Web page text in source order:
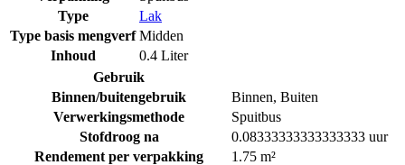
Type
Lak
Type basis mengverf Midden
Inhoud
0.4 Liter
Gebruik
Binnen/buitengebruik
Binnen, Buiten
Verwerkingsmethode
Spuitbus
Stofdroog na
0.08333333333333333 uur
Rendement per verpakking
1.75 m²